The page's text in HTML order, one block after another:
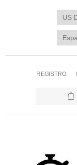
REGISTRO